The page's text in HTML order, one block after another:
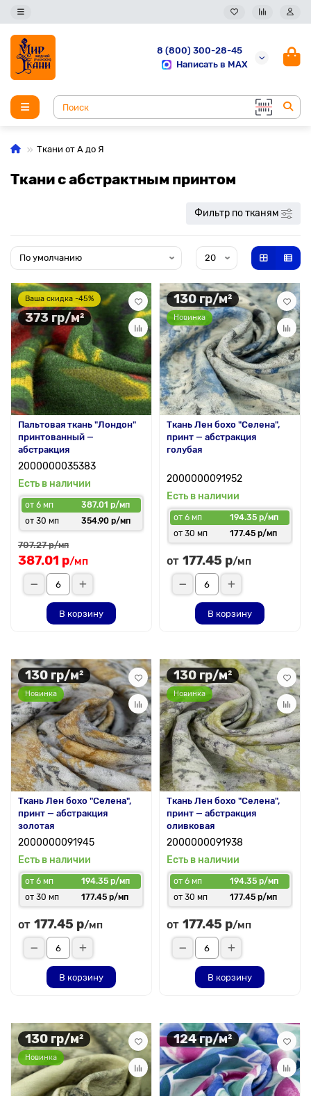
8 (800) 300-28-45
Написать в MAX
Ткани от А до Я
Ткани с абстрактным принтом
Фильтр по тканям
Ваша скидка -45%
373 гр/м²
Пальтовая ткань "Лондон"
принтованный —
абстракция
2000000035383
Есть в наличии
от 6 мп
387.01 р/мп
от 30 мп
354.90 р/мп
707.27 р/мп
387.01 р/мп
В корзину
130 гр/м²
Новинка
Ткань Лен бохо "Селена",
принт — абстракция
голубая
2000000091952
Есть в наличии
от 6 мп
194.35 р/мп
от 30 мп
177.45 р/мп
от 177.45 р/мп
В корзину
130 гр/м²
Новинка
Ткань Лен бохо "Селена",
принт — абстракция
золотая
2000000091945
Есть в наличии
от 6 мп
194.35 р/мп
от 30 мп
177.45 р/мп
от 177.45 р/мп
В корзину
130 гр/м²
Новинка
Ткань Лен бохо "Селена",
принт — абстракция
оливковая
2000000091938
Есть в наличии
от 6 мп
194.35 р/мп
от 30 мп
177.45 р/мп
от 177.45 р/мп
В корзину
130 гр/м²
Новинка
124 гр/м²